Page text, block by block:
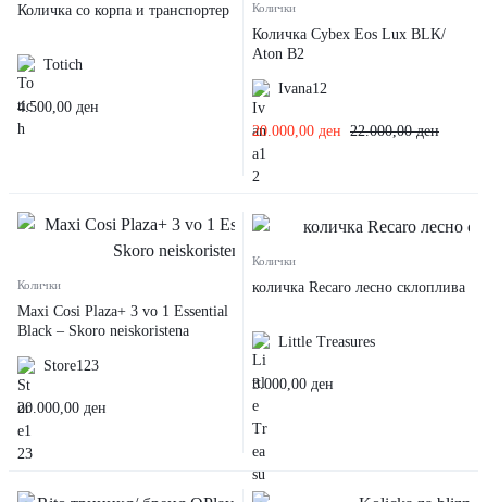
Количка со корпа и транспортер
Totich
4.500,00 ден
Колички
Количка Cybex Eos Lux BLK/
Aton B2
Ivana12
22.000,00ден
20.000,00 ден
Колички
Maxi Cosi Plaza+ 3 vo 1 Essential
Black – Skoro neiskoristena
Store123
20.000,00 ден
Колички
количка Recaro лесно склоплива
Little Treasures
3.000,00 ден